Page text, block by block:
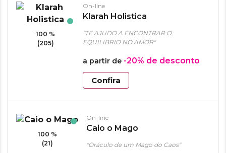
100 %
(205)
On-line
Klarah Holistica
"TE AJUDO A ENCONTRAR O
EQUILIBRIO NO AMOR"
a partir de -20% de desconto
Confira
100 %
(21)
On-line
Caio o Mago
"Oráculo de um Mago do Caos"